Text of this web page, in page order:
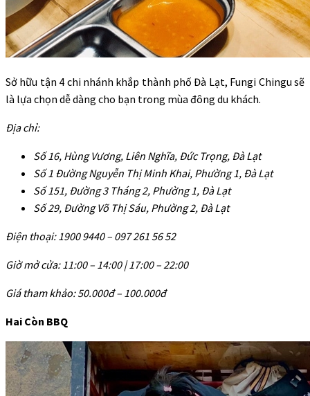
Sở hữu tận 4 chi nhánh khắp thành phố Đà Lạt, Fungi Chingu sẽ
là lựa chọn dễ dàng cho bạn trong mùa đông du khách.
Địa chỉ:
Số 16, Hùng Vương, Liên Nghĩa, Đức Trọng, Đà Lạt
Số 1 Đường Nguyễn Thị Minh Khai, Phường 1, Đà Lạt
Số 151, Đường 3 Tháng 2, Phường 1, Đà Lạt
Số 29, Đường Võ Thị Sáu, Phường 2, Đà Lạt
Điện thoại: 1900 9440 – 097 261 56 52
Giờ mở cửa: 11:00 – 14:00 | 17:00 – 22:00
Giá tham khảo: 50.000đ – 100.000đ
Hai Còn BBQ